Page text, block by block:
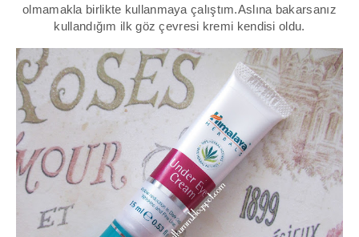
olmamakla birlikte kullanmaya çalıştım.Aslına bakarsanız
kullandığım ilk göz çevresi kremi kendisi oldu.